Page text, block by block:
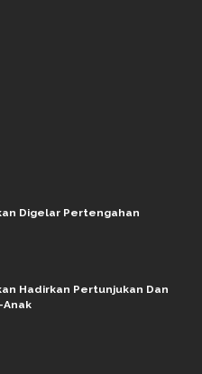
Digelar Pertengahan
Hadirkan Pertunjukan Dan
Anak